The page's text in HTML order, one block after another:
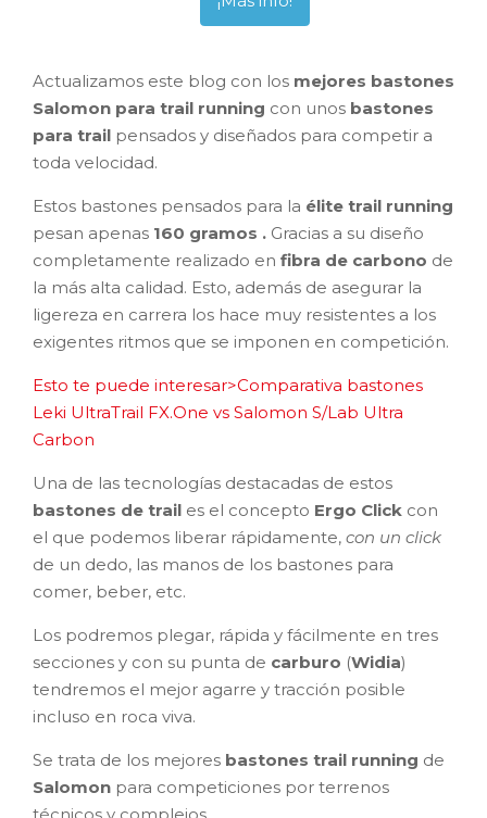
Actualizamos este blog con los mejores bastones
Salomon para trail running con unos bastones
para trail pensados y diseñados para competir a
toda velocidad.
Estos bastones pensados para la élite trail running
pesan apenas 160 gramos . Gracias a su diseño
completamente realizado en fibra de carbono de
la más alta calidad. Esto, además de asegurar la
ligereza en carrera los hace muy resistentes a los
exigentes ritmos que se imponen en competición.
Esto te puede interesar>Comparativa bastones
Leki UltraTrail FX.One vs Salomon S/Lab Ultra
Carbon
Una de las tecnologías destacadas de estos
bastones de trail es el concepto Ergo Click con
el que podemos liberar rápidamente, con un click
de un dedo, las manos de los bastones para
comer, beber, etc.
Los podremos plegar, rápida y fácilmente en tres
secciones y con su punta de carburo (Widia)
tendremos el mejor agarre y tracción posible
incluso en roca viva.
Se trata de los mejores bastones trail running de
Salomon para competiciones por terrenos
técnicos y complejos.